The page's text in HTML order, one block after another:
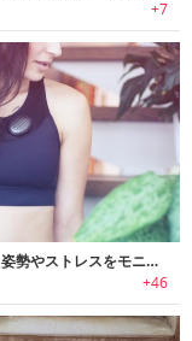
+7
VITALI｜姿勢やストレスをモニタリングして直感的なウェルネスコーチを行うスマートブラ「バイタリ」
+46